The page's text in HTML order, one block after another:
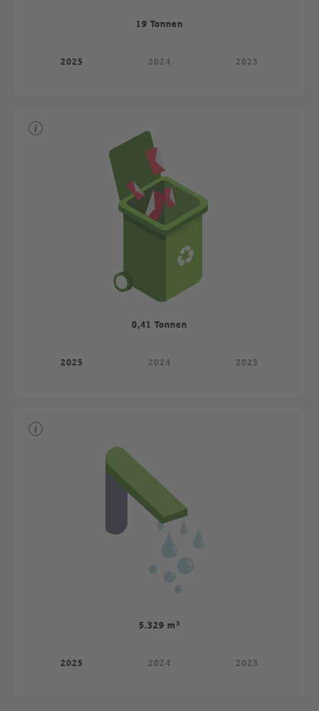
19 Tonnen
2025 2024 2023
0,41 Tonnen
2025 2024 2023
5.329 m³
2025 2024 2023